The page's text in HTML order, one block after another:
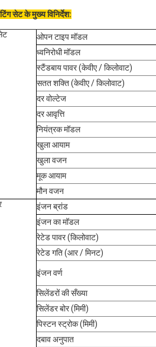
सेट के मुख्य विनिर्देश:
ओपन टाइप मॉडल
ध्वनिरोधी मॉडल
स्टैंडबाय पावर (केवीए / किलोवाट)
सतत शक्ति (केवीए / किलोवाट)
दर वोल्टेज
दर आवृत्ति
नियंत्रक मॉडल
खुला आयाम
खुला वजन
मूक आयाम
मौन वजन
इंजन ब्रांड
इंजन का मॉडल
रेटेड पावर (किलोवाट)
रेटेड गति (आर / मिनट)
इंजन वर्ण
सिलेंडरों की सँख्या
सिलेंडर बोर (मिमी)
पिस्टन स्ट्रोक (मिमी)
दबाव अनुपात